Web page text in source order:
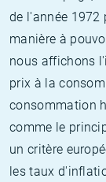
de l'année 1972
manière à
nous affichons
prix à la
consommation
comme le
un critère
les taux